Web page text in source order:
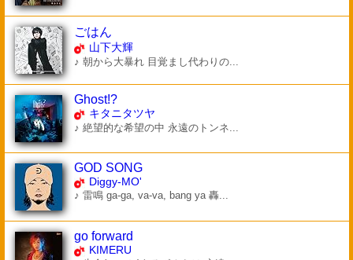
ごはん
山下大輝
♪ 朝から大暴れ 目覚まし代わりの...
Ghost!?
キタニタツヤ
♪ 絶望的な希望の中 永遠のトンネ...
GOD SONG
Diggy-MO'
♪ 雷鳴 ga-ga, va-va, bang ya 轟...
go forward
KIMERU